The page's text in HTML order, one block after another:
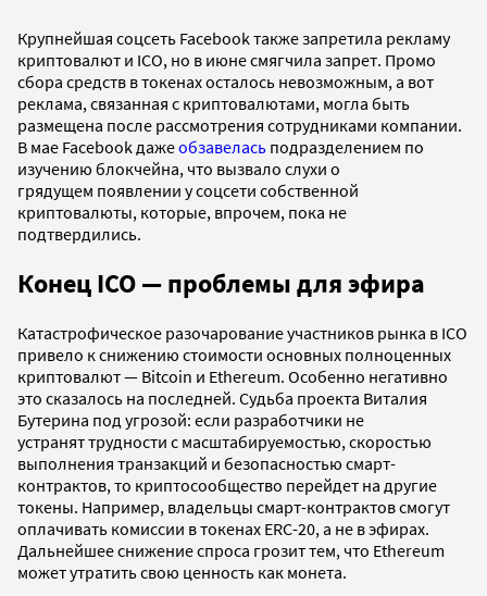
Крупнейшая соцсеть Facebook также запретила рекламу
криптовалют и ICO, но в июне смягчила запрет. Промо
сбора средств в токенах осталось невозможным, а вот
реклама, связанная с криптовалютами, могла быть
размещена после рассмотрения сотрудниками компании.
В мае Facebook дажеобзавелась подразделением по
изучению блокчейна, что вызвало слухи о
грядущем появлении у соцсети собственной
криптовалюты, которые, впрочем, пока не
подтвердились.
Конец ICO — проблемы для эфира
Катастрофическое разочарование участников рынка в ICO
привело к снижению стоимости основных полноценных
криптовалют — Bitcoin и Ethereum. Особенно негативно
это сказалось на последней. Судьба проекта Виталия
Бутерина под угрозой: если разработчики не
устранят трудности с масштабируемостью, скоростью
выполнения транзакций и безопасностью смарт-
контрактов, то криптосообщество перейдет на другие
токены. Например, владельцы смарт-контрактов смогут
оплачивать комиссии в токенах ERC-20, а не в эфирах.
Дальнейшее снижение спроса грозит тем, что Ethereum
может утратить свою ценность как монета.